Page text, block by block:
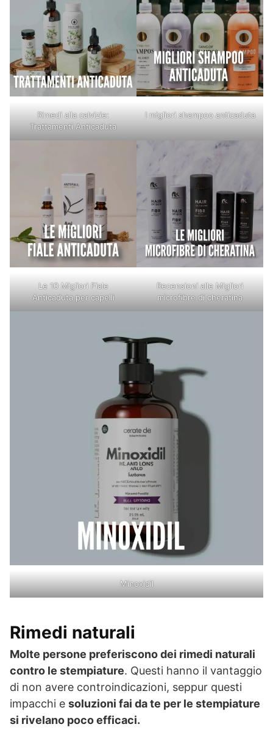
Rimedi alla calvizie:
Trattamenti Anticaduta
I migliori shampoo anticaduta
Le 10 Migliori Fiale
Anticaduta per capelli
Recensioni alle Migliori
microfibre di cheratina
Minoxidil
Rimedi naturali
Molte persone preferiscono dei rimedi naturali
contro le stempiature. Questi hanno il vantaggio
di non avere controindicazioni, seppur questi
impacchi e soluzioni fai da te per le stempiature
si rivelano poco efficaci.